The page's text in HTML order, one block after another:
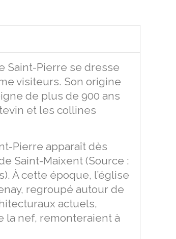
Saint-Pierre se dresse
visiteurs. Son origine
de plus de 900 ans
et les collines
Pierre apparaît dès
Saint-Maixent (Source :
À cette époque, l’église
regroupé autour de
actuels,
la nef, remonteraient à